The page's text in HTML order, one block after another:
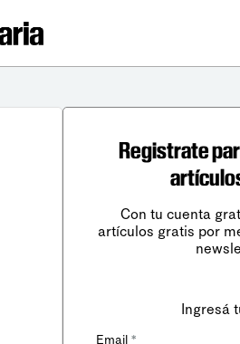
Registrate
Con tu cuenta
artículos gratis por
Ingresá
Email *